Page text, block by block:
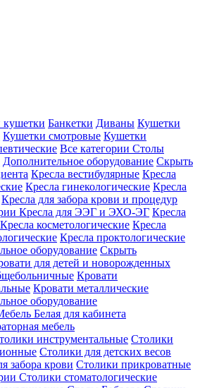
кушетки Банкетки Диваны Кушетки
Кушетки смотровые Кушетки
Все категории Столы
Дополнительное оборудование Скрыть
Кресла вестибулярные Кресла
Кресла гинекологические Кресла
Кресла для забора крови и процедур
Кресла для ЭЭГ и ЭХО-ЭГ Кресла
Кресла косметологические Кресла
Кресла проктологические
оборудование Скрыть
для детей и новорожденных
Кровати
Кровати металлические
оборудование
Белая для кабинета
мебель
инструментальные Столики
Столики для детских весов
забора крови Столики прикроватные
Столики стоматологические